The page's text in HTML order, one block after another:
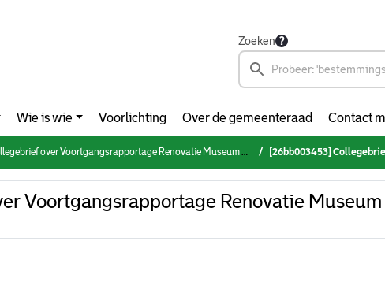
Zoeken
Wie is wie Voorlichting Over de gemeenteraad Contact
over Voortgangsrapportage Renovatie Museum Boijmans Van Beuningen april 2026 [26bb003453] Collegebrief over
Voortgangsrapportage Renovatie Museum